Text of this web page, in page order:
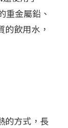
重金屬鉛、
飲用水，
的方式，長